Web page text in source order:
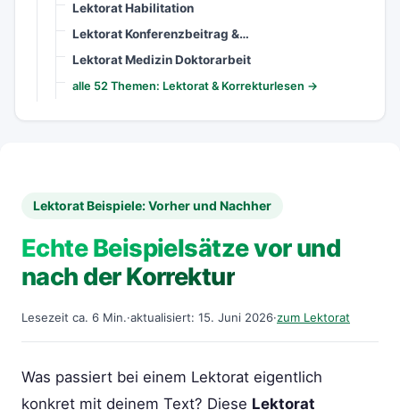
Lektorat Habilitation
Lektorat Konferenzbeitrag &…
Lektorat Medizin Doktorarbeit
alle 52 Themen: Lektorat & Korrekturlesen →
Lektorat Beispiele: Vorher und Nachher
Echte Beispielsätze vor und
nach der Korrektur
Lesezeit ca. 6 Min.·aktualisiert: 15. Juni 2026·zum Lektorat
Was passiert bei einem Lektorat eigentlich
konkret mit deinem Text? Diese Lektorat